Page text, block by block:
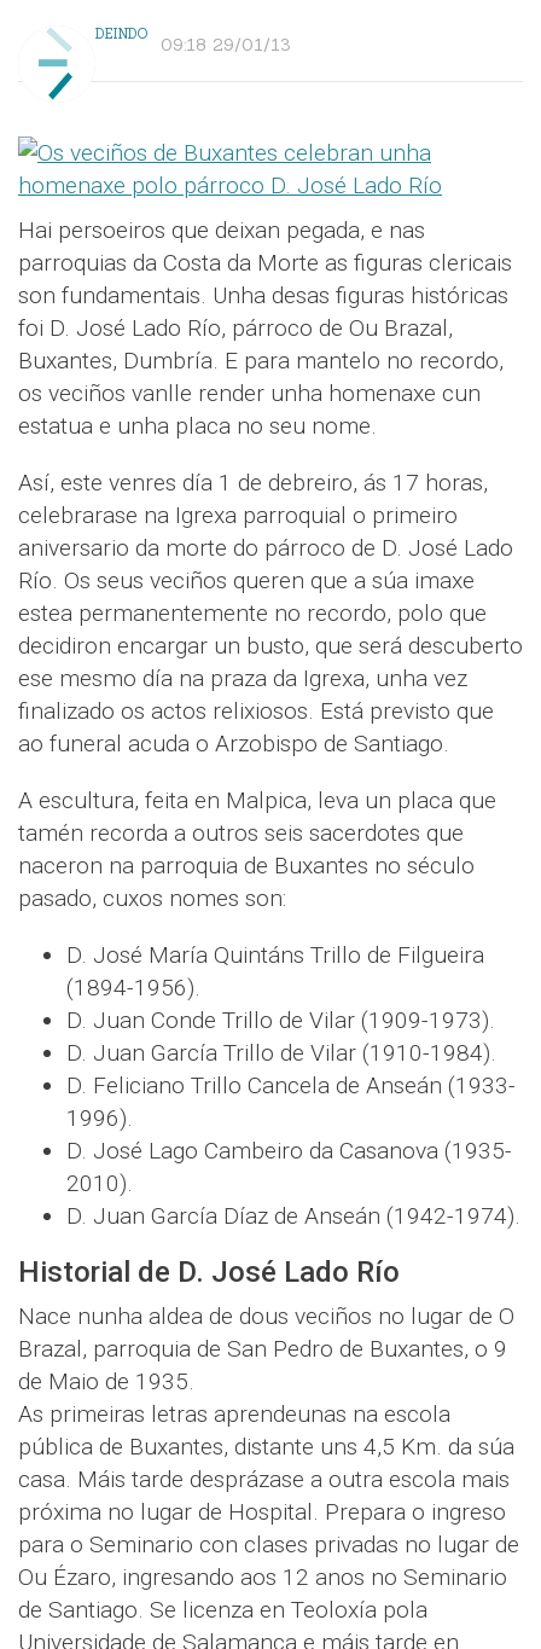
DEINDO 09:18 29/01/13
Hai persoeiros que deixan pegada, e nas
parroquias da Costa da Morte as figuras clericais
son fundamentais. Unha desas figuras históricas
foi D. José Lado Río, párroco de Ou Brazal,
Buxantes, Dumbría. E para mantelo no recordo,
os veciños vanlle render unha homenaxe cun
estatua e unha placa no seu nome.
Así, este venres día 1 de debreiro, ás 17 horas,
celebrarase na Igrexa parroquial o primeiro
aniversario da morte do párroco de D. José Lado
Río. Os seus veciños queren que a súa imaxe
estea permanentemente no recordo, polo que
decidiron encargar un busto, que será descuberto
ese mesmo día na praza da Igrexa, unha vez
finalizado os actos relixiosos. Está previsto que
ao funeral acuda o Arzobispo de Santiago.
A escultura, feita en Malpica, leva un placa que
tamén recorda a outros seis sacerdotes que
naceron na parroquia de Buxantes no século
pasado, cuxos nomes son:
D. José María Quintáns Trillo de Filgueira
(1894-1956).
D. Juan Conde Trillo de Vilar (1909-1973).
D. Juan García Trillo de Vilar (1910-1984).
D. Feliciano Trillo Cancela de Anseán (1933-
1996).
D. José Lago Cambeiro da Casanova (1935-
2010).
D. Juan García Díaz de Anseán (1942-1974).
Historial de D. José Lado Río
Nace nunha aldea de dous veciños no lugar de O
Brazal, parroquia de San Pedro de Buxantes, o 9
de Maio de 1935.
As primeiras letras aprendeunas na escola
pública de Buxantes, distante uns 4,5 Km. da súa
casa. Máis tarde desprázase a outra escola mais
próxima no lugar de Hospital. Prepara o ingreso
para o Seminario con clases privadas no lugar de
Ou Ézaro, ingresando aos 12 anos no Seminario
de Santiago. Se licenza en Teoloxía pola
Universidade de Salamanca e máis tarde en